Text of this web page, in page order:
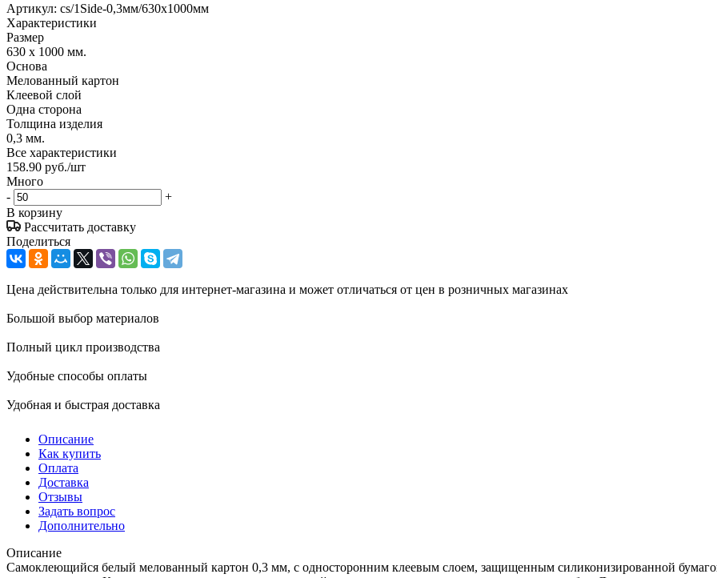
Артикул: cs/1Side-0,3мм/630х1000мм
Характеристики
Размер
630 х 1000 мм.
Основа
Мелованный картон
Клеевой слой
Одна сторона
Толщина изделия
0,3 мм.
Все характеристики
158.90 руб./шт
Много
-
+
В корзину
Рассчитать доставку
Поделиться
Цена действительна только для интернет-магазина и может отличаться от цен в розничных магазинах
Большой выбор материалов
Полный цикл производства
Удобные способы оплаты
Удобная и быстрая доставка
Описание
Как купить
Оплата
Доставка
Отзывы
Задать вопрос
Дополнительно
Описание
Самоклеющийся белый мелованный картон 0,3 мм, с односторонним клеевым слоем, защищенным силиконизированной